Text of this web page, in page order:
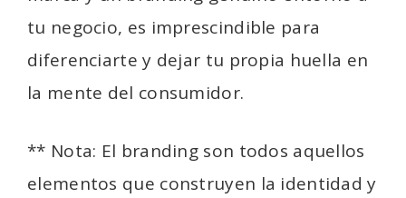
tu negocio, es imprescindible para
diferenciarte y dejar tu propia huella en
la mente del consumidor.
** Nota: El branding son todos aquellos
elementos que construyen la identidad y